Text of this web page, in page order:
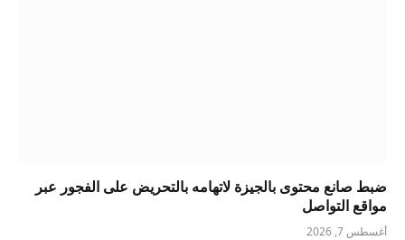
ضبط صانع محتوى بالجيزة لاتهامه بالتحريض على الفجور عبر
مواقع التواصل
أغسطس 7, 2026